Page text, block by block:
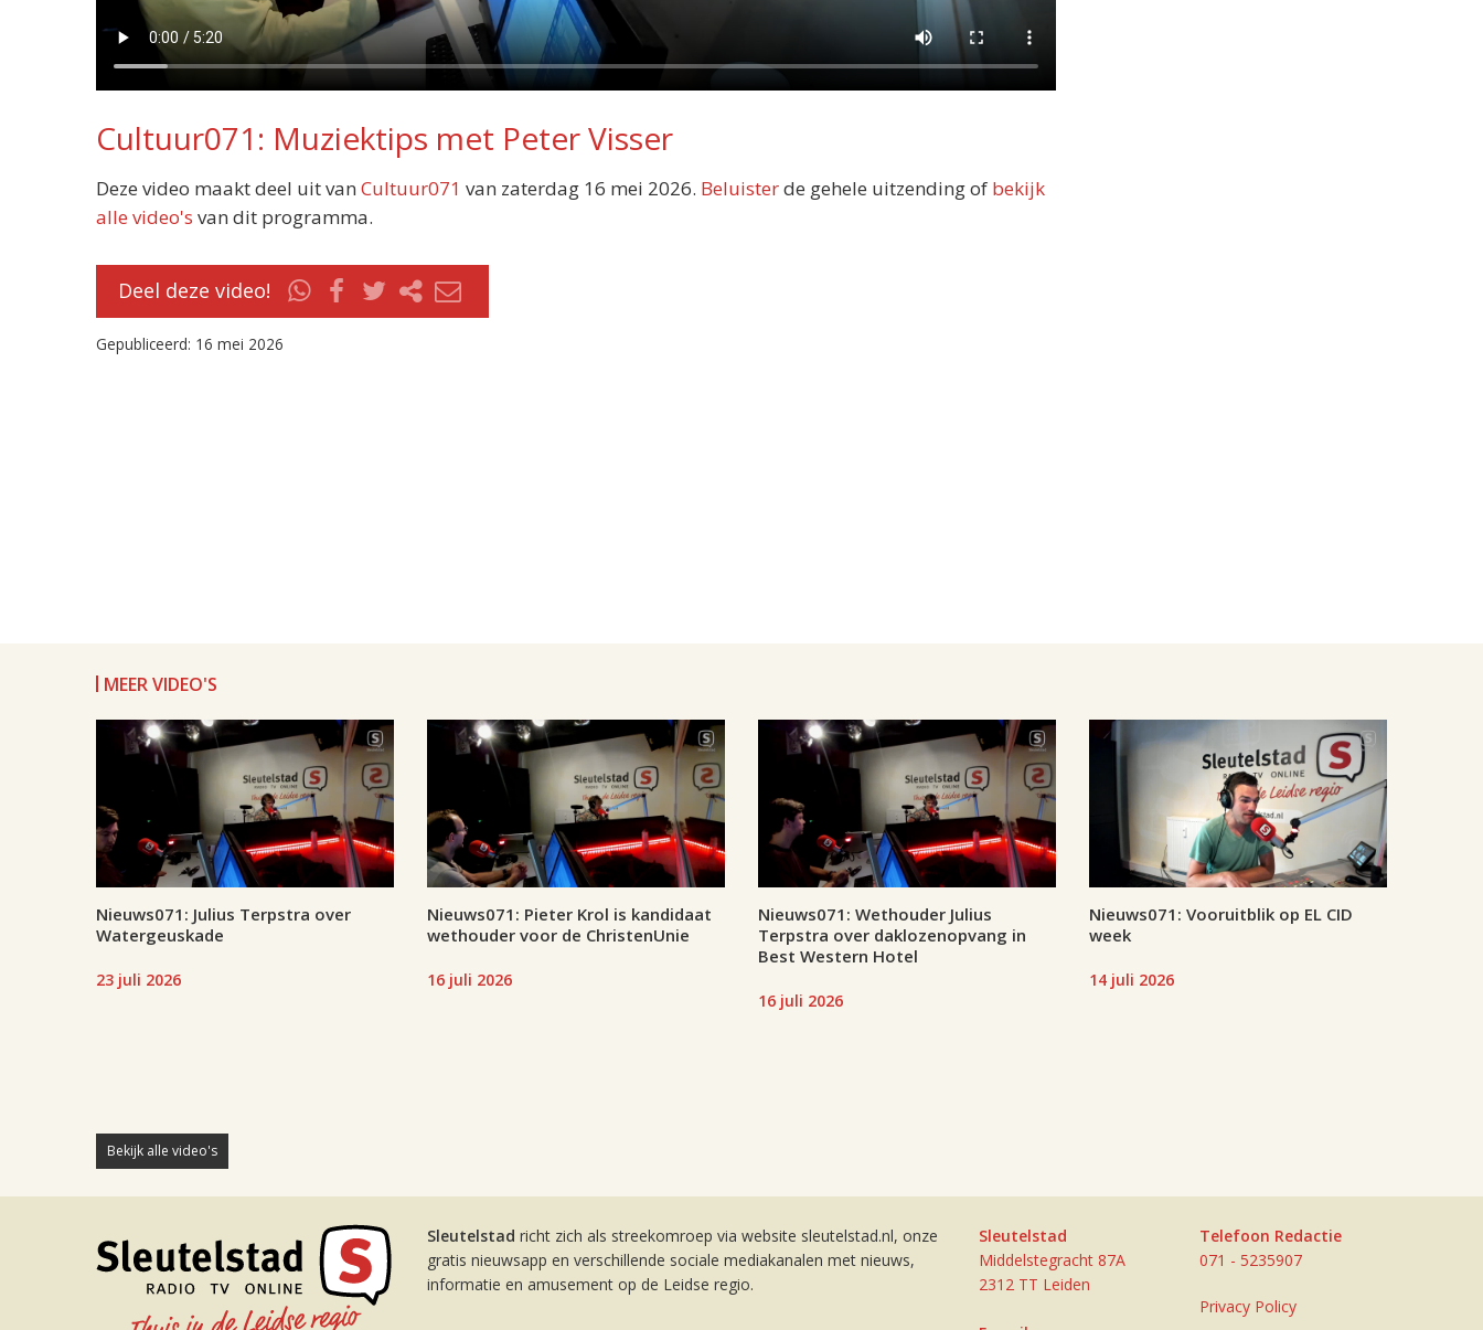
Cultuur071: Muziektips met Peter Visser
Deze video maakt deel uit van Cultuur071 van zaterdag 16 mei 2026. Beluisterde gehele uitzending of bekijk
alle video's van dit programma.
Deel deze video!
Gepubliceerd: 16 mei 2026
MEER VIDEO'S
Nieuws071: Julius Terpstra over
Watergeuskade
23 juli 2026
Nieuws071: Pieter Krol is kandidaat
wethouder voor de ChristenUnie
16 juli 2026
Nieuws071: Wethouder Julius
Terpstra over daklozenopvang in
Best Western Hotel
16 juli 2026
Nieuws071: Vooruitblik op EL CID
week
14 juli 2026
Bekijk alle video's
Sleutelstad richt zich als streekomroep via website sleutelstad.nl, onze
gratis nieuwsapp en verschillende sociale mediakanalen met nieuws,
informatie en amusement op de Leidse regio.
Sleutelstad
Middelstegracht 87A
2312 TT Leiden
Telefoon Redactie
071 - 5235907
Privacy Policy